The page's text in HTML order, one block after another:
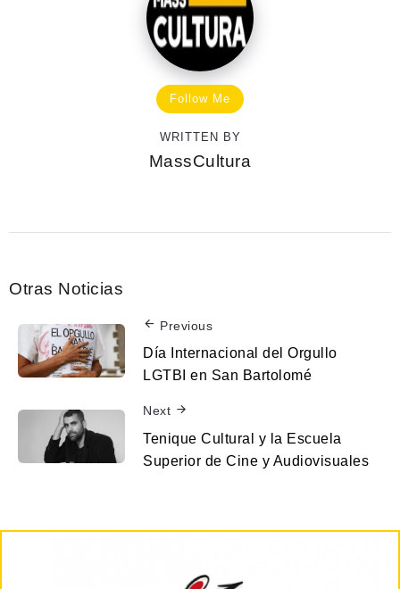
Follow Me
WRITTEN BY
MassCultura
Otras Noticias
Previous
Día Internacional del Orgullo
LGTBI en San Bartolomé
Next
Tenique Cultural y la Escuela
Superior de Cine y Audiovisuales